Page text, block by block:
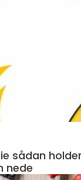
nede